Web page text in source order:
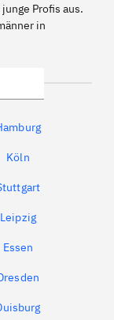
Profis aus.
in
Köln
Leipzig
Essen